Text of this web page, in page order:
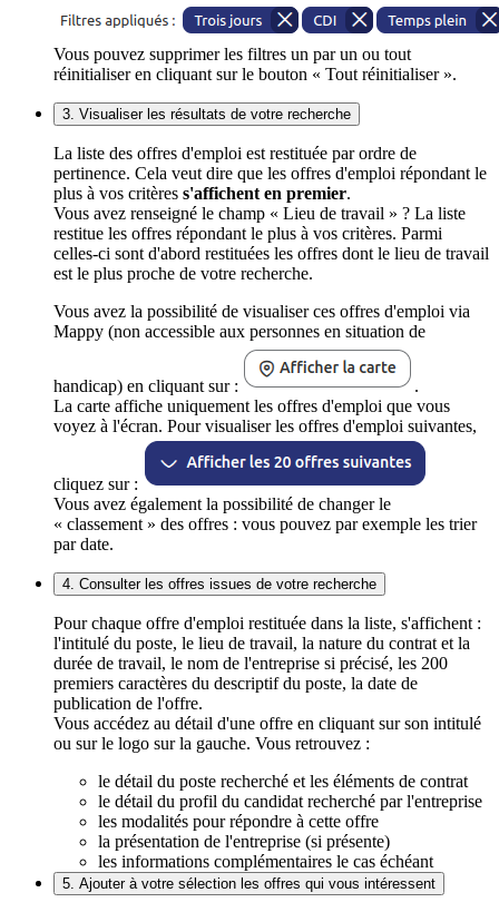
Vous pouvez supprimer les filtres un par un ou tout
réinitialiser en cliquant sur le bouton « Tout réinitialiser ».
3. Visualiser les résultats de votre recherche
La liste des offres d'emploi est restituée par ordre de
pertinence. Cela veut dire que les offres d'emploi répondant le
plus à vos critères s'affichent en premier.
Vous avez renseigné le champ « Lieu de travail » ? La liste
restitue les offres répondant le plus à vos critères. Parmi
celles-ci sont d'abord restituées les offres dont le lieu de travail
est le plus proche de votre recherche.
Vous avez la possibilité de visualiser ces offres d'emploi via
Mappy (non accessible aux personnes en situation de
handicap) en cliquant sur :
.
La carte affiche uniquement les offres d'emploi que vous
voyez à l'écran. Pour visualiser les offres d'emploi suivantes,
cliquez sur :
Vous avez également la possibilité de changer le
« classement » des offres : vous pouvez par exemple les trier
par date.
4. Consulter les offres issues de votre recherche
Pour chaque offre d'emploi restituée dans la liste, s'affichent :
l'intitulé du poste, le lieu de travail, la nature du contrat et la
durée de travail, le nom de l'entreprise si précisé, les 200
premiers caractères du descriptif du poste, la date de
publication de l'offre.
Vous accédez au détail d'une offre en cliquant sur son intitulé
ou sur le logo sur la gauche. Vous retrouvez :
le détail du poste recherché et les éléments de contrat
le détail du profil du candidat recherché par l'entreprise
les modalités pour répondre à cette offre
la présentation de l'entreprise (si présente)
les informations complémentaires le cas échéant
5. Ajouter à votre sélection les offres qui vous intéressent